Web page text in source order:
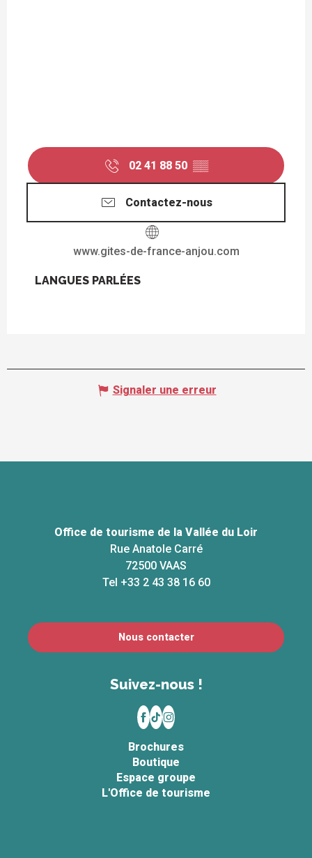
02 41 88 50 ▒▒
Contactez-nous
www.gites-de-france-anjou.com
LANGUES PARLÉES
LANGUES PARLÉES
Signaler une erreur
Office de tourisme de la Vallée du Loir
Rue Anatole Carré
72500 VAAS
Tel +33 2 43 38 16 60
Nous contacter
Suivez-nous !
Brochures
Boutique
Espace groupe
L'Office de tourisme